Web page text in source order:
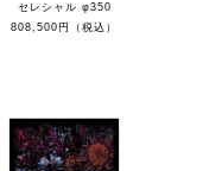
セレシャル φ350
808,500円（税込）